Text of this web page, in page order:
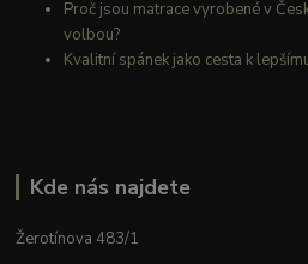
Proč jsou matrace vyrobené v
volbou?
Kvalitní spánek jako cesta k
Kde nás najdete
Žerotínova 483/1